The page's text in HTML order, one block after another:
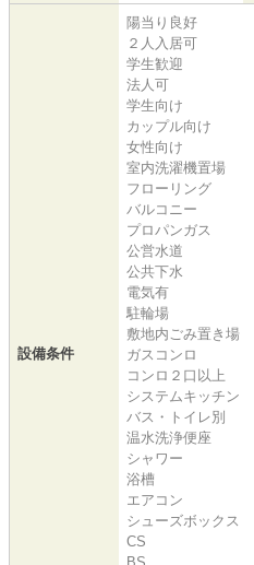
設備条件
陽当り良好
２人入居可
学生歓迎
法人可
学生向け
カップル向け
女性向け
室内洗濯機置場
フローリング
バルコニー
プロパンガス
公営水道
公共下水
電気有
駐輪場
敷地内ごみ置き場
ガスコンロ
コンロ２口以上
システムキッチン
バス・トイレ別
温水洗浄便座
シャワー
浴槽
エアコン
シューズボックス
CS